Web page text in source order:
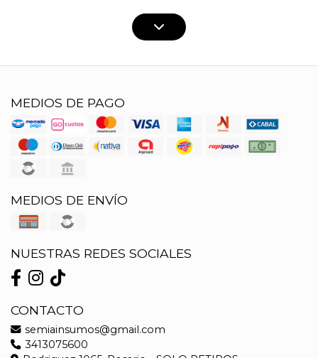
MEDIOS DE PAGO
MEDIOS DE ENVÍO
NUESTRAS REDES SOCIALES
CONTACTO
semiainsumos@gmail.com
3413075600